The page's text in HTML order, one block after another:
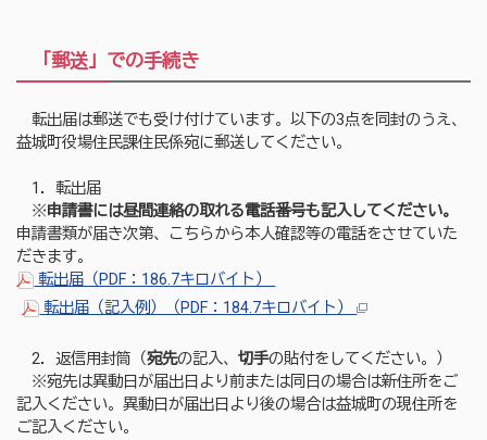
「郵送」での手続き
転出届は郵送でも受け付けています。以下の3点を同封のうえ、
益城町役場住民課住民係宛に郵送してください。
1．転出届
※申請書には昼間連絡の取れる電話番号も記入してください。
申請書類が届き次第、こちらから本人確認等の電話をさせていた
だきます。
転出届（PDF：186.7キロバイト）
転出届（記入例）（PDF：184.7キロバイト）
2．返信用封筒（宛先の記入、切手の貼付をしてください。）
※宛先は異動日が届出日より前または同日の場合は新住所をご
記入ください。異動日が届出日より後の場合は益城町の現住所を
ご記入ください。